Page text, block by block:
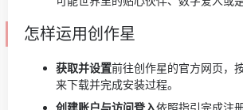
怎样运用创作星
获取并设置前往创作星的官方网页，
来下载并完成安装过程。
创建账户与访问登入依照指引完成注